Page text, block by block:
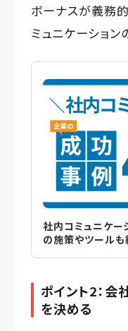
ボーナスが義務
ミュニケーション
社内コミュニケー
の施策やツール
ポイント2：
を決める